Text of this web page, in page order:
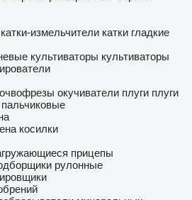
катки-измельчители катки гладкие
культиваторы культиваторы
окучиватели плуги плуги
косилки
прицепы
рулонные